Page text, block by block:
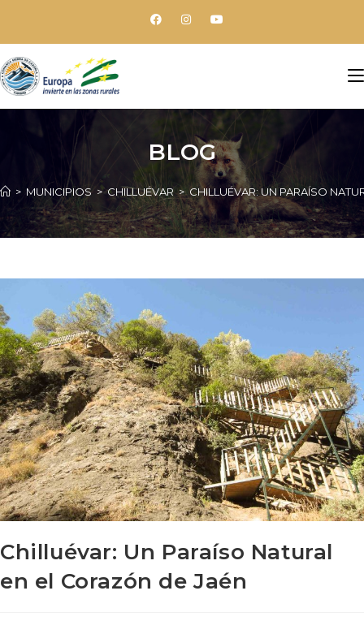
BLOG
> MUNICIPIOS > CHILLUÉVAR > CHILLUÉVAR: UN PARAÍSO
Chilluévar: Un Paraíso Natural
en el Corazón de Jaén